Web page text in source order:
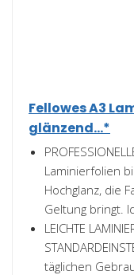
Fellowes A3
glänzend...*
Laminierfolien
Hochglanz, die
Geltung bringt.
LEICHTE
täglichen